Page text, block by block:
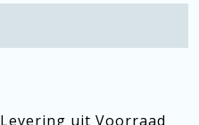
Levering uit Voorraad